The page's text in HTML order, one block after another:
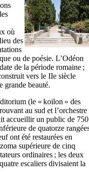
où
des
ou de poésie. L’Odéon
de la période romaine ;
vers le IIe siècle
grande beauté.
(le « koilon » des
au sud et l’orchestre
accueillir un public de 750
de quatorze
ont été restaurées en
supérieure de cinq
ordinaires ; les deux
escaliers divisaient la